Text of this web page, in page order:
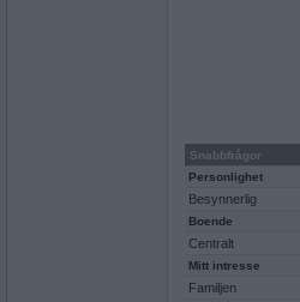
Snabbfrågor
Personlighet
Besynnerlig
Boende
Centralt
Mitt intresse
Familjen